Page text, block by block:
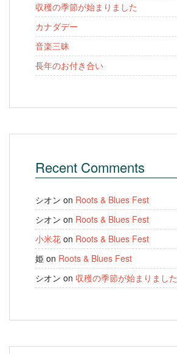
収穫の季節が始まりました
カナダデー
音楽三昧
長年のお付き合い
Recent Comments
シオン on Roots & Blues Fest
シオン on Roots & Blues Fest
小米花 on Roots & Blues Fest
姫 on Roots & Blues Fest
シオン on 収穫の季節が始まりました